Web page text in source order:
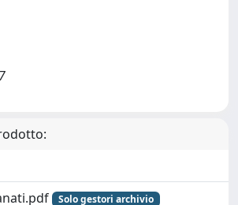
Solo gestori archivio